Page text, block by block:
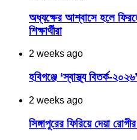
অধ্যক্ষের আশ্বাসে হলে
শিক্ষার্থীরা
2 weeks ago
হবিগঞ্জে ‘স্বাস্থ্য বিতর্ক-
2 weeks ago
সিঙ্গাপুরের ফিরিয়ে দেয়া